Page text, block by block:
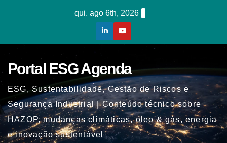
qui. ago 6th, 2026
Portal ESG Agenda
ESG, Sustentabilidade, Gestão de Riscos e
Segurança Industrial | Conteúdo técnico sobre
HAZOP, mudanças climáticas, óleo & gás, energia
e inovação sustentável